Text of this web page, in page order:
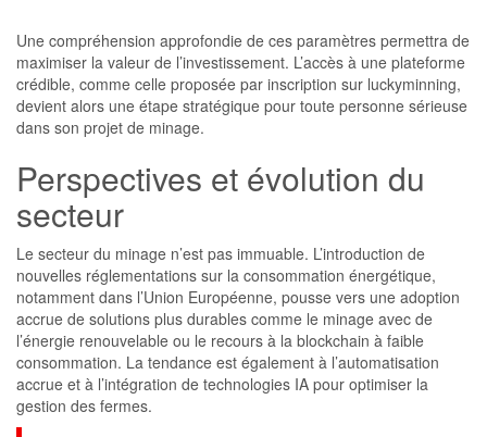
Une compréhension approfondie de ces paramètres permettra de
maximiser la valeur de l’investissement. L’accès à une plateforme
crédible, comme celle proposée par inscription sur luckyminning,
devient alors une étape stratégique pour toute personne sérieuse
dans son projet de minage.
Perspectives et évolution du
secteur
Le secteur du minage n’est pas immuable. L’introduction de
nouvelles réglementations sur la consommation énergétique,
notamment dans l’Union Européenne, pousse vers une adoption
accrue de solutions plus durables comme le minage avec de
l’énergie renouvelable ou le recours à la blockchain à faible
consommation. La tendance est également à l’automatisation
accrue et à l’intégration de technologies IA pour optimiser la
gestion des fermes.